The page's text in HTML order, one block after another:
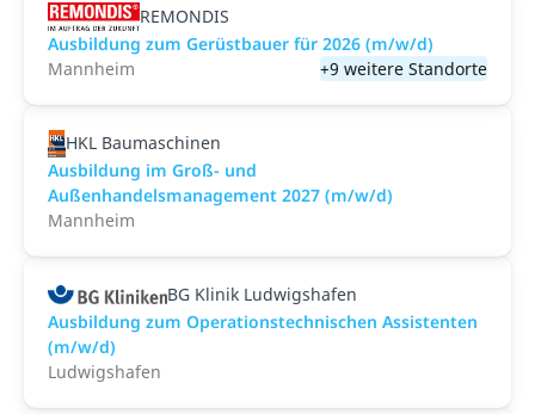
REMONDIS
Ausbildung zum Gerüstbauer für 2026 (m/w/d)
Mannheim
+9 weitere Standorte
HKL Baumaschinen
Ausbildung im Groß- und
Außenhandelsmanagement 2027 (m/w/d)
Mannheim
BG Klinik Ludwigshafen
Ausbildung zum Operationstechnischen Assistenten
(m/w/d)
Ludwigshafen